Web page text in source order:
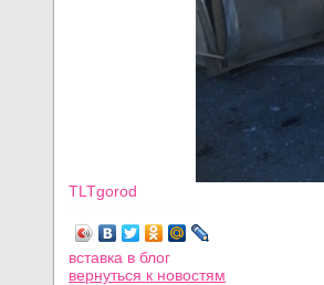
TLTgorod
вставка в блог
вернуться к новостям